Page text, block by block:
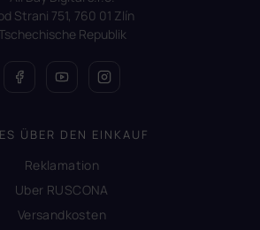
Strani 751, 760 01 Zlín
Republik
ÜBER DEN EINKAUF
Reklamation
Uber RUSCONA
Versandkosten